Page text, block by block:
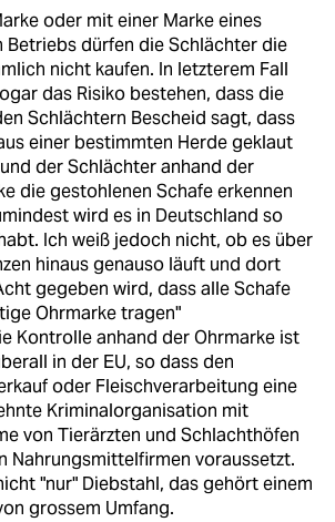
oder mit einer Marke eines
Betriebs dürfen die Schlächter die
nicht kaufen. In letzterem Fall
das Risiko bestehen, dass die
Schlächtern Bescheid sagt, dass
einer bestimmten Herde geklaut
der Schlächter anhand der
die gestohlenen Schafe erkennen
wird es in Deutschland so
Ich weiß jedoch nicht, ob es über
hinaus genauso läuft und dort
gegeben wird, dass alle Schafe
Ohrmarke tragen"
Kontrolle anhand der Ohrmarke ist
in der EU, so dass den
oder Fleischverarbeitung eine
Kriminalorganisation mit
von Tierärzten und Schlachthöfen
Nahrungsmittelfirmen voraussetzt.
"nur" Diebstahl, das gehört einem
grossem Umfang.